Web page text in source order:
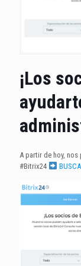
¡Los
A partir de hoy,
#Bitrix24